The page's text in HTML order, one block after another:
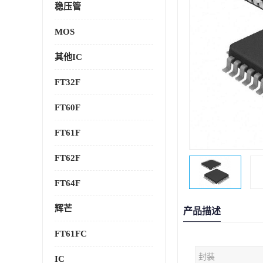
稳压管
MOS
其他IC
FT32F
FT60F
FT61F
FT62F
FT64F
辉芒
FT61FC
IC
产品描述
封装